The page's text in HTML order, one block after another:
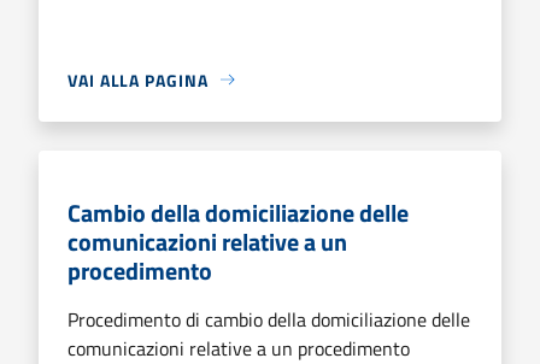
VAI ALLA PAGINA
Cambio della domiciliazione delle
comunicazioni relative a un
procedimento
Procedimento di cambio della domiciliazione delle
comunicazioni relative a un procedimento